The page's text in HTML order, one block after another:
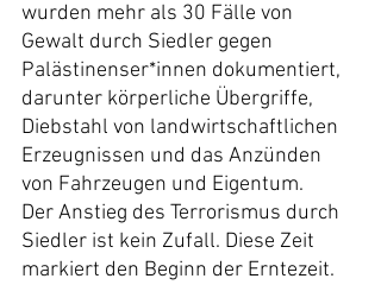
wurden mehr als 30 Fälle von
Gewalt durch Siedler gegen
Palästinenser*innen dokumentiert,
darunter körperliche Übergriffe,
Diebstahl von landwirtschaftlichen
Erzeugnissen und das Anzünden
von Fahrzeugen und Eigentum.
Der Anstieg des Terrorismus durch
Siedler ist kein Zufall. Diese Zeit
markiert den Beginn der Erntezeit.